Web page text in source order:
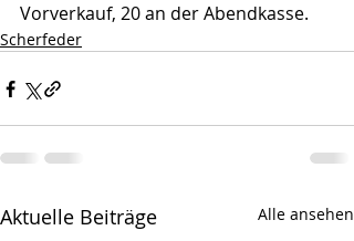
Vorverkauf, 20 an der Abendkasse.
Scherfeder
Aktuelle Beiträge Alle ansehen